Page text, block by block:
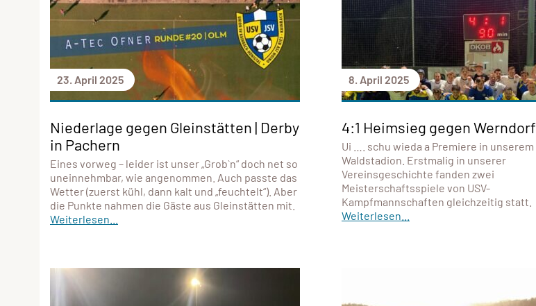
23. April 2025
Niederlage gegen Gleinstätten | Derby
in Pachern
Eines vorweg – leider ist unser „Grob`n“ doch net so
uneinnehmbar, wie angenommen. Auch passte das
Wetter (zuerst kühl, dann kalt und „feuchtelt“). Aber
die Punkte nahmen die Gäste aus Gleinstätten mit.
Weiterlesen...
8. April 2025
4:1 Heimsieg gegen Werndorf
Ui …. schu wieda a Premiere in unserem
Waldstadion. Erstmalig in unserer
Vereinsgeschichte fanden zwei
Meisterschaftsspiele von USV-
Kampfmannschaften gleichzeitig statt.
Weiterlesen...